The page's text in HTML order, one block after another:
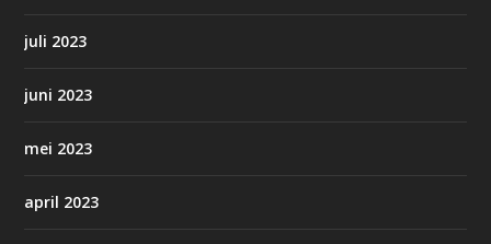
juli 2023
juni 2023
mei 2023
april 2023